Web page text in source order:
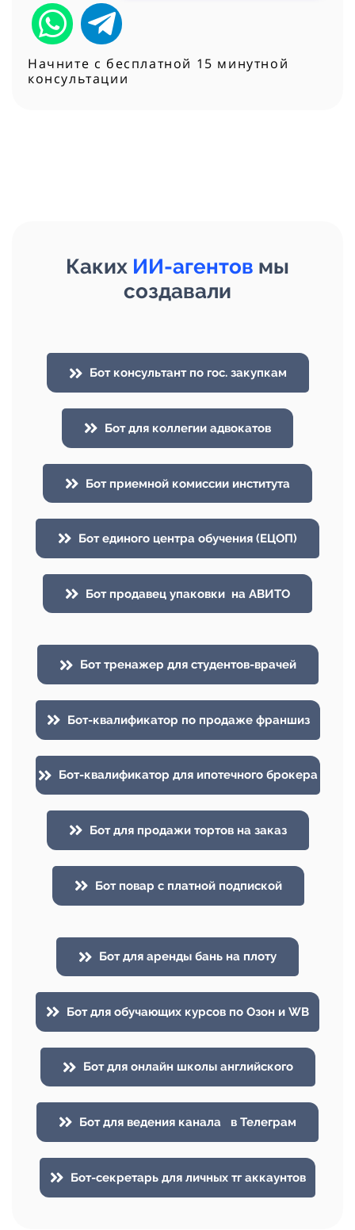
Начните с бесплатной 15 минутной
консультации
Каких ИИ-агентов мы
создавали
Бот консультант по гос. закупкам
Бот для коллегии адвокатов
Бот приемной комиссии института
Бот единого центра обучения (ЕЦОП)
Бот продавец упаковки на АВИТО
Бот тренажер для студентов-врачей
Бот-квалификатор по продаже франшиз
Бот-квалификатор для ипотечного брокера
Бот для продажи тортов на заказ
Бот повар с платной подпиской
Бот для аренды бань на плоту
Бот для обучающих курсов по Озон и WB
Бот для онлайн школы английского
Бот для ведения канала в Телеграм
Бот-секретарь для личных тг аккаунтов